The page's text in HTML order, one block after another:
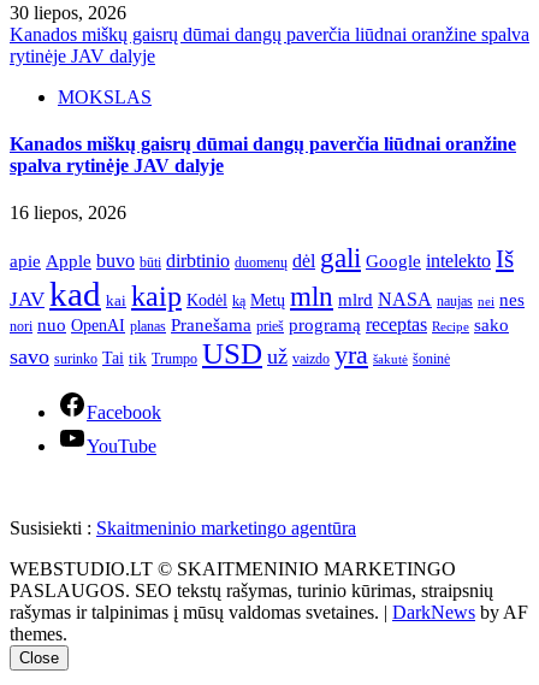
30 liepos, 2026
Kanados miškų gaisrų dūmai dangų paverčia liūdnai oranžine spalva
rytinėje JAV dalyje
MOKSLAS
Kanados miškų gaisrų dūmai dangų paverčia liūdnai oranžine
spalva rytinėje JAV dalyje
16 liepos, 2026
apie Apple buvo būti dirbtinio duomenų dėl gali Google intelekto Iš
JAV kad kai kaip Kodėl ką Metų mln mlrd NASA naujas nei nes
nori nuo OpenAI planas Pranešama prieš programą receptas Recipe sako
savo surinko Tai tik Trumpo USD už vaizdo yra šakutė šoninė
Facebook
YouTube
Susisiekti : Skaitmeninio marketingo agentūra
WEBSTUDIO.LT © SKAITMENINIO MARKETINGO
PASLAUGOS. SEO tekstų rašymas, turinio kūrimas, straipsnių
rašymas ir talpinimas į mūsų valdomas svetaines. | DarkNews by AF
themes.
Close